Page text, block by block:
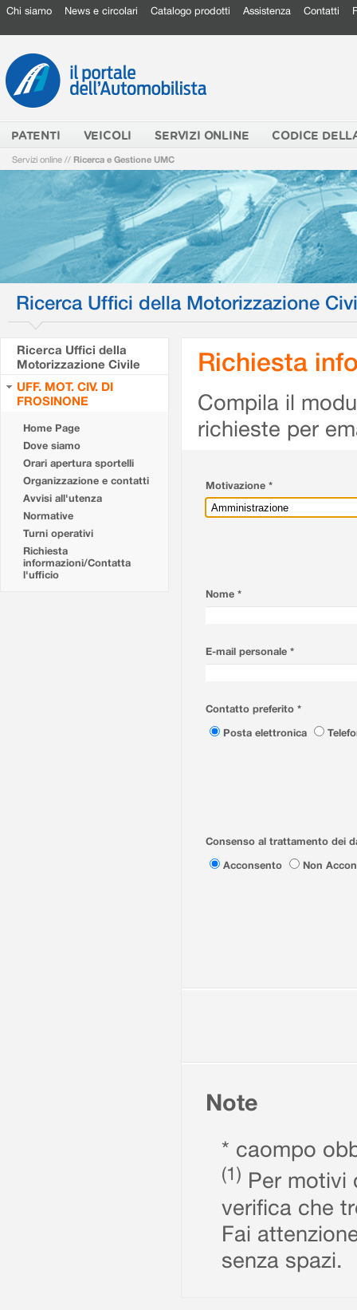
Chi siamo News e circolari Catalogo prodotti Assistenza Contatti
PATENTI VEICOLI SERVIZI ONLINE CODICE
Servizi online // Ricerca e Gestione UMC
Ricerca Uffici della Motorizzazione
Ricerca Uffici della
Motorizzazione Civile
UFF. MOT. CIV. DI
FROSINONE
Home Page
Dove siamo
Orari apertura sportelli
Organizzazione e contatti
Avvisi all'utenza
Normative
Turni operativi
Richiesta
informazioni/Contatta
l'ufficio
Richiesta
Compila il
richieste per
Motivazione *
Nome *
E-mail personale *
Contatto preferito *
Posta elettronica
Consenso al trattamento dei
Acconsento
Non
Note
* caompo
(1) Per motivi
verifica che
Fai
senza spazi.